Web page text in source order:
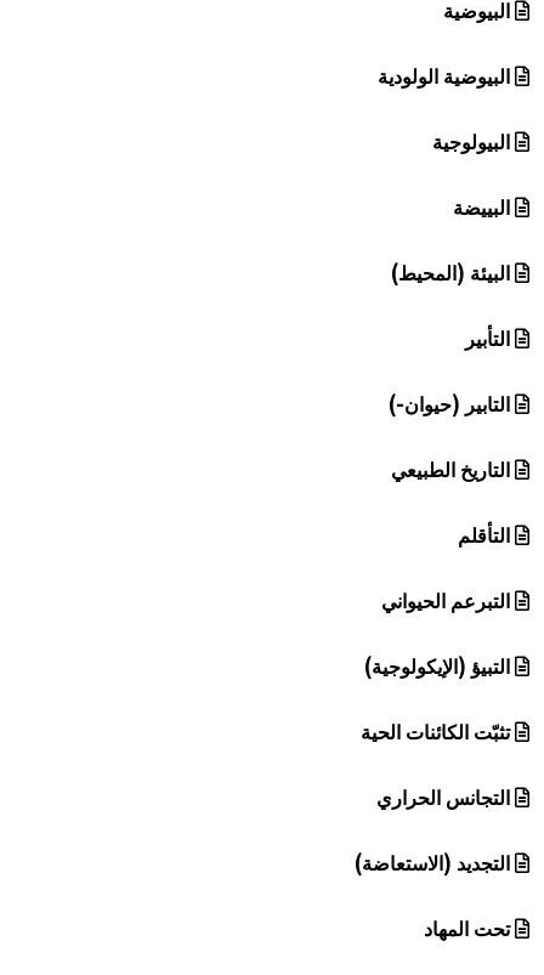
البيوضية
البيوضية الولودية
البيولوجية
البييضة
البيئة (المحيط)
التأبير
التابير (حيوان-)
التاريخ الطبيعي
التأقلم
التبرعم الحيواني
التبيؤ (الإيكولوجية)
تثبّت الكائنات الحية
التجانس الحراري
التجديد (الاستعاضة)
تحت المهاد